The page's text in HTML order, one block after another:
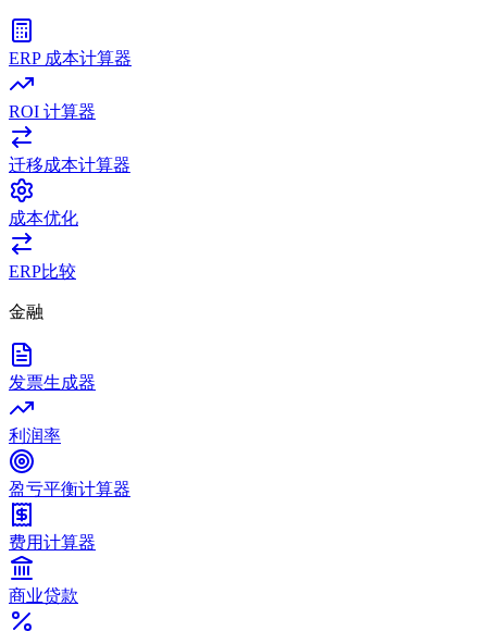
ERP 成本计算器
ROI 计算器
迁移成本计算器
成本优化
ERP比较
金融
发票生成器
利润率
盈亏平衡计算器
费用计算器
商业贷款